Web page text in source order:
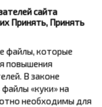
и сайта
Принять, Принять
файлы, которые
повышения
В законе
«куки» на
необходимы для